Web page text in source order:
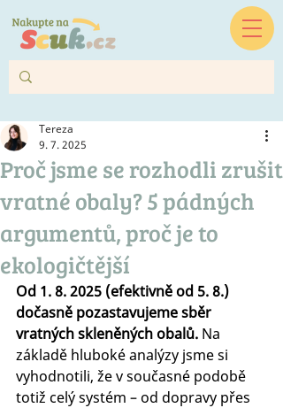
Proč jsme se rozhodli zrušit
vratné obaly? 5 pádných
argumentů, proč je to
ekologičtější
Tereza
9. 7. 2025
Od 1. 8. 2025 (efektivně od 5. 8.)
dočasně pozastavujeme sběr
vratných skleněných obalů. Na
základě hluboké analýzy jsme si
vyhodnotili, že v současné podobě
totiž celý systém – od dopravy přes